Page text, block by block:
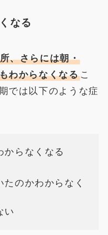
なる
、さらには朝・
わからなくなるこ
では以下のような症
からなくなる
のかわからなく
い